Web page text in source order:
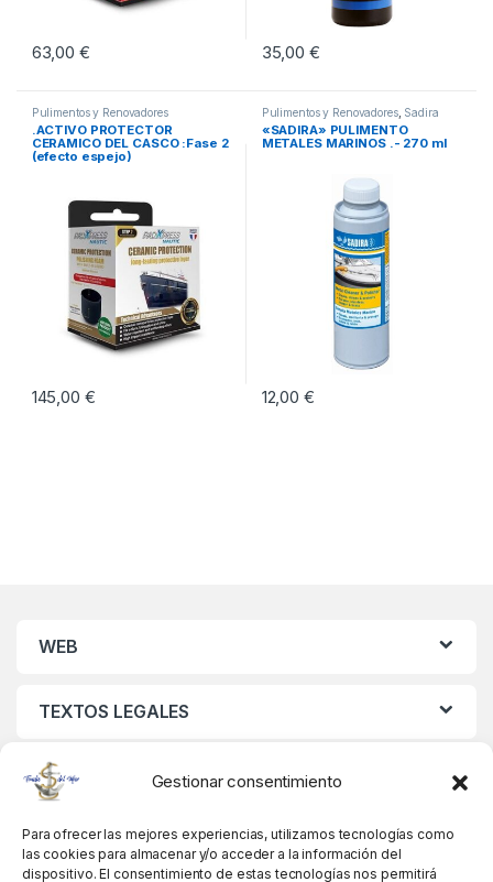
Gestionar consentimiento
Para ofrecer las mejores experiencias, utilizamos tecnologías como
las cookies para almacenar y/o acceder a la información del
dispositivo. El consentimiento de estas tecnologías nos permitirá
63,00 € 35,00 €
Pulimentos y Renovadores
.ACTIVO PROTECTOR
CERAMICO DEL CASCO :Fase 2
(efecto espejo)
145,00 €
Pulimentos y Renovadores, Sadira
Productos Técnicos
«SADIRA» PULIMENTO
METALES MARINOS .- 270 ml
12,00 €
WEB
TEXTOS LEGALES
MIS DATOS